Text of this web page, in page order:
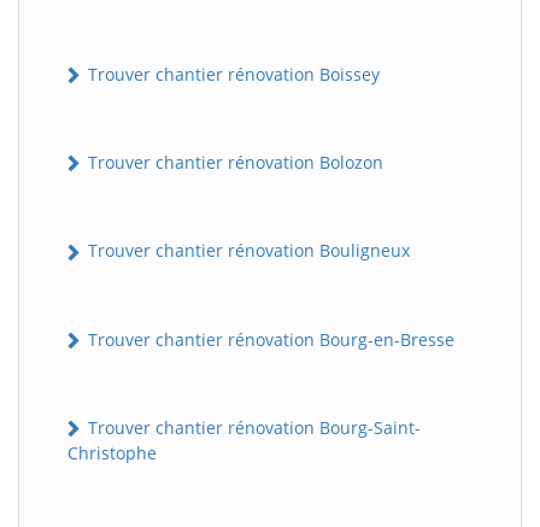
Trouver chantier rénovation Boissey
Trouver chantier rénovation Bolozon
Trouver chantier rénovation Bouligneux
Trouver chantier rénovation Bourg-en-Bresse
Trouver chantier rénovation Bourg-Saint-
Christophe